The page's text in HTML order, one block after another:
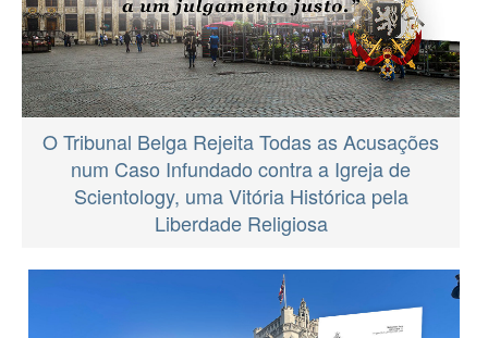
O Tribunal Belga Rejeita Todas as Acusações
num Caso Infundado contra a Igreja de
Scientology, uma Vitória Histórica pela
Liberdade Religiosa